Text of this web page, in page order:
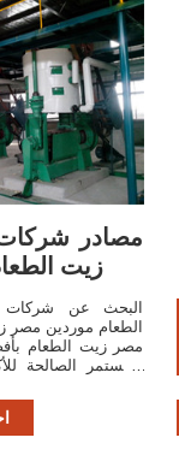
مصادر
زيت
البحث عن
الطعام موردين مصر